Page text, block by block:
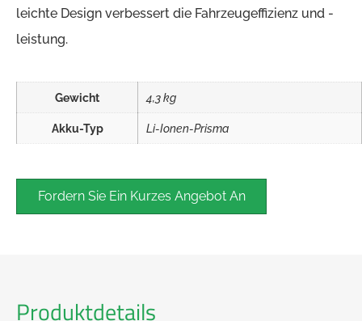
leichte Design verbessert die Fahrzeugeffizienz und -
leistung.
Gewicht 4,3 kg
Akku-Typ Li-Ionen-Prisma
Fordern Sie Ein Kurzes Angebot An
Produktdetails